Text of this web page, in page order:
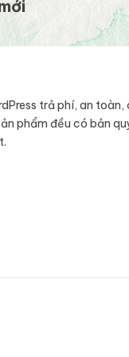
trả phí, an
phẩm đều có bản